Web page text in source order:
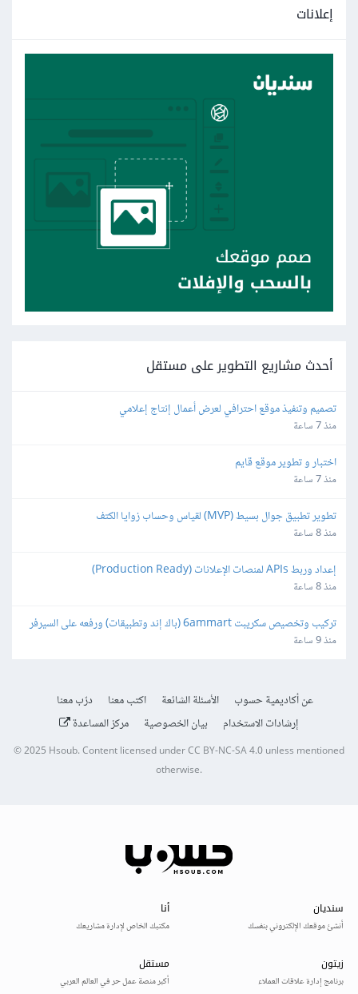
إعلانات
أحدث مشاريع التطوير على مستقل
تصميم وتنفيذ موقع احترافي لعرض أعمال إنتاج إعلامي
منذ 7 ساعة
اختبار و تطوير موقع قايم
منذ 7 ساعة
تطوير تطبيق جوال بسيط (MVP) لقياس وحساب زوايا الكتف
منذ 8 ساعة
إعداد وربط APIs لمنصات الإعلانات (Production Ready)
منذ 8 ساعة
تركيب وتخصيص سكريبت 6ammart (باك إند وتطبيقات) ورفعه على السيرفر
والمتجر
منذ 9 ساعة
عن أكاديمية حسوب الأسئلة الشائعة اكتب معنا
درّب معنا
إرشادات الاستخدام
بيان الخصوصية مركز المساعدة
© 2025 Hsoub.Content licensed underCC BY-NC-SA 4.0unless mentioned
otherwise.